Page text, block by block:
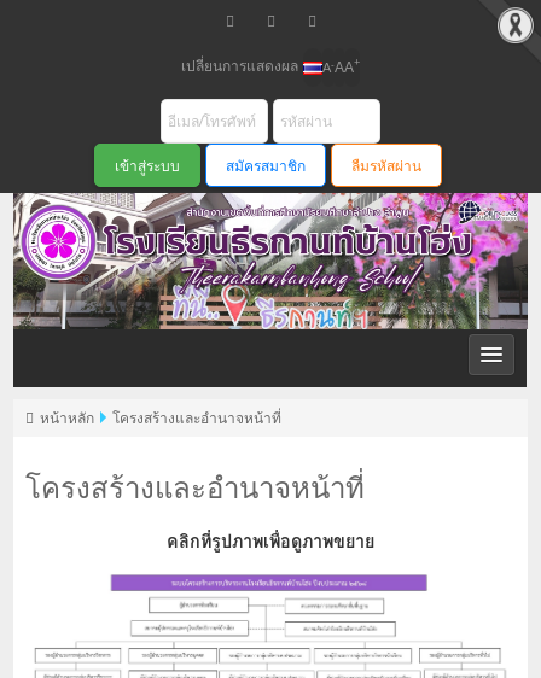
เปลี่ยนการแสดงผล A-AA+
สมัครสมาชิก ลืมรหัสผ่าน
โครงสร้างและอำนาจหน้าที่
หน้าหลัก โครงสร้างและอำนาจหน้าที่
คลิกที่รูปภาพเพื่อดูภาพขยาย